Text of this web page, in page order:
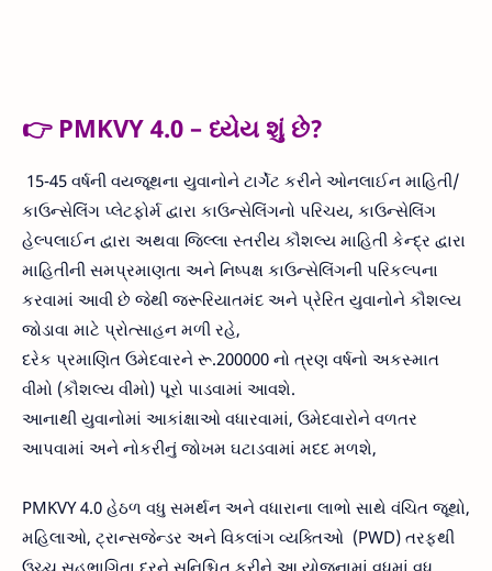
👉 PMKVY 4.0 – ધ્યેય શું છે?
15-45 વર્ષની વયજૂથના યુવાનોને ટાર્ગેટ કરીને ઓનલાઈન માહિતી/
કાઉન્સેલિંગ પ્લેટફોર્મ દ્વારા કાઉન્સેલિંગનો પરિચય, કાઉન્સેલિંગ
હેલ્પલાઈન દ્વારા અથવા જિલ્લા સ્તરીય કૌશલ્ય માહિતી કેન્દ્ર દ્વારા
માહિતીની સમપ્રમાણતા અને નિષ્પક્ષ કાઉન્સેલિંગની પરિકલ્પના
કરવામાં આવી છે જેથી જરૂરિયાતમંદ અને પ્રેરિત યુવાનોને કૌશલ્ય
જોડાવા માટે પ્રોત્સાહન મળી રહે,
દરેક પ્રમાણિત ઉમેદવારને રૂ.200000 નો ત્રણ વર્ષનો અકસ્માત
વીમો (કૌશલ્ય વીમો) પૂરો પાડવામાં આવશે.
આનાથી યુવાનોમાં આકાંક્ષાઓ વધારવામાં, ઉમેદવારોને વળતર
આપવામાં અને નોકરીનું જોખમ ઘટાડવામાં મદદ મળશે,
PMKVY 4.0 હેઠળ વધુ સમર્થન અને વધારાના લાભો સાથે વંચિત જૂથો,
મહિલાઓ, ટ્રાન્સજેન્ડર અને વિકલાંગ વ્યક્તિઓ (PWD) તરફથી
ઉચ્ચ સહભાગિતા દરને સુનિશ્ચિત કરીને આ યોજનામાં વધુમાં વધુ